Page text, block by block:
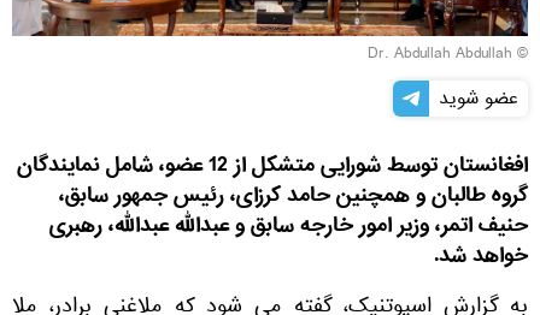
© Dr. Abdullah Abdullah
عضو شوید
افغانستان توسط شورایی متشکل از 12 عضو، شامل نمایندگان
گروه طالبان و همچنین حامد کرزای، رئیس جمهور سابق،
حنیف اتمر، وزیر امور خارجه سابق و عبدالله عبدالله، رهبری
خواهد شد.